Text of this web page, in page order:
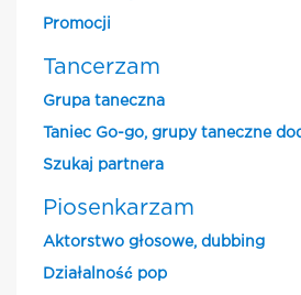
Promocji
Tancerzam
Grupa taneczna
Taniec Go-go, grupy taneczne
Szukaj partnera
Piosenkarzam
Aktorstwo głosowe, dubbing
Działalność pop